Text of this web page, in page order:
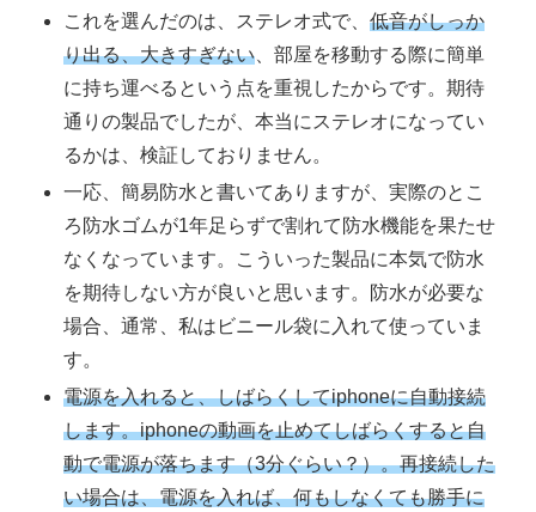
これを選んだのは、ステレオ式で、低音がしっか
り出る、大きすぎない 、部屋を移動する際に簡単
に持ち運べるという点を重視したからです。期待
通りの製品でしたが、本当にステレオになってい
るかは、検証しておりません。
一応、簡易防水と書いてありますが、実際のとこ
ろ防水ゴムが1年足らずで割れて防水機能を果たせ
なくなっています。こういった製品に本気で防水
を期待しない方が良いと思います。防水が必要な
場合、通常、私はビニール袋に入れて使っていま
す。
電源を入れると、しばらくしてiphoneに自動接続
します。iphoneの動画を止めてしばらくすると自
動で電源が落ちます（3分ぐらい？）。再接続した
い場合は、電源を入れば、何もしなくても勝手に